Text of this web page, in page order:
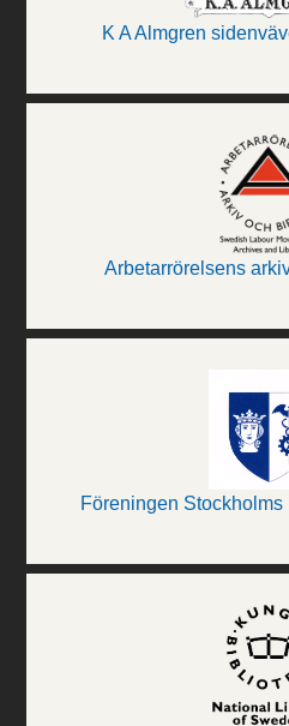
K A Almgren
Arbetarrörelsens
Föreningen